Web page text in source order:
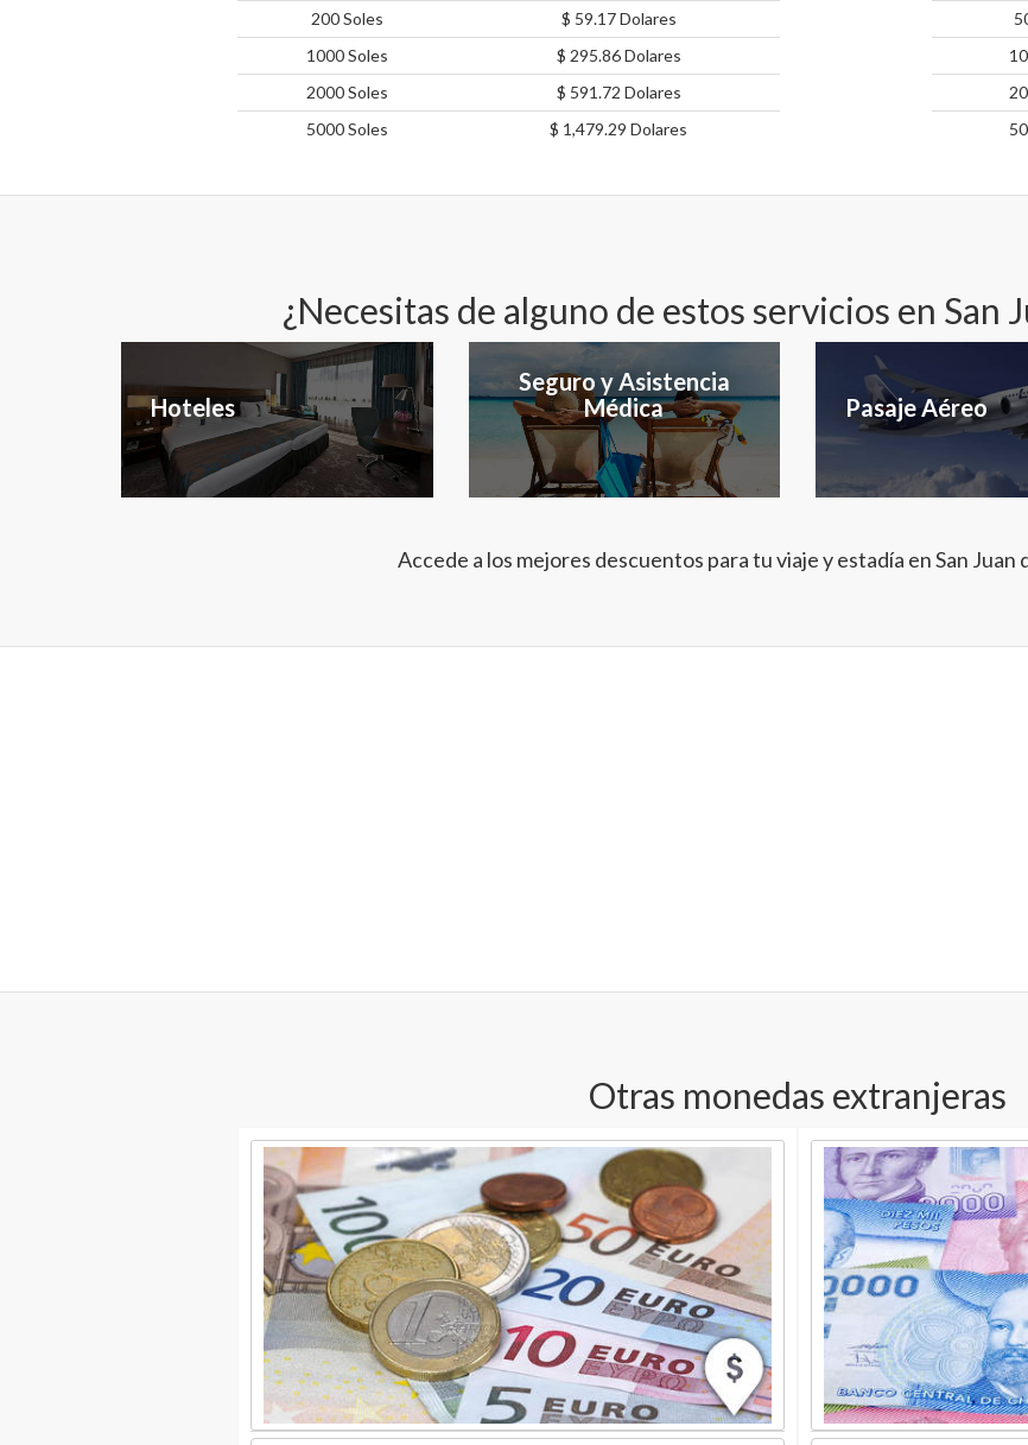
200 Soles
$ 59.17 Dolares
1000 Soles
$ 295.86 Dolares
2000 Soles
$ 591.72 Dolares
5000 Soles
$ 1,479.29 Dolares
¿Necesitas de alguno de estos servicios en San
Hoteles
Seguro y Asistencia
Médica
Pasaje Aéreo
Accede a los mejores descuentos para tu viaje y estadía en San
Otras monedas extranjeras